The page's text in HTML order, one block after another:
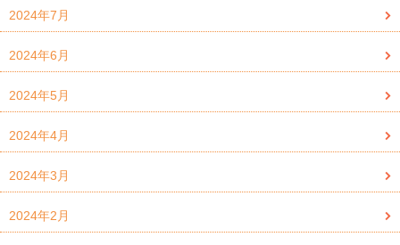
2024年7月
2024年6月
2024年5月
2024年4月
2024年3月
2024年2月